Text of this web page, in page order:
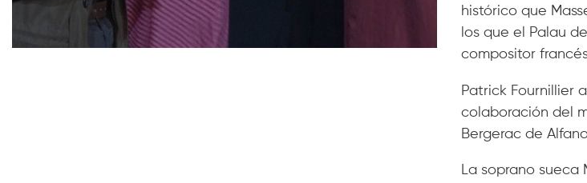
histórico que
los que el Palau
compositor
Patrick Fournillier
colaboración del
Bergerac de
La soprano sueca